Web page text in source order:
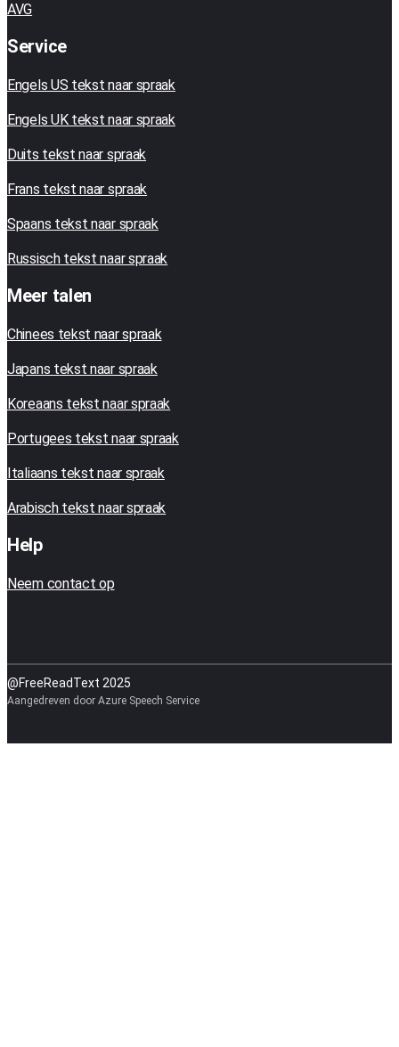
AVG
Service
Engels US tekst naar spraak
Engels UK tekst naar spraak
Duits tekst naar spraak
Frans tekst naar spraak
Spaans tekst naar spraak
Russisch tekst naar spraak
Meer talen
Chinees tekst naar spraak
Japans tekst naar spraak
Koreaans tekst naar spraak
Portugees tekst naar spraak
Italiaans tekst naar spraak
Arabisch tekst naar spraak
Help
Neem contact op
@FreeReadText 2025
Aangedreven door Azure Speech Service